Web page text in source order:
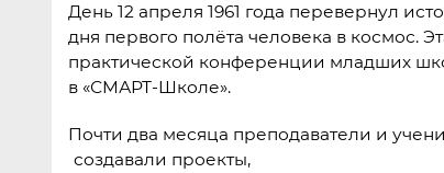
День 12 апреля 1961 года перевернул
дня первого полёта человека в космос.
практической конференции младших
в «СМАРТ-Школе».
Почти два месяца преподаватели и
создавали проекты,